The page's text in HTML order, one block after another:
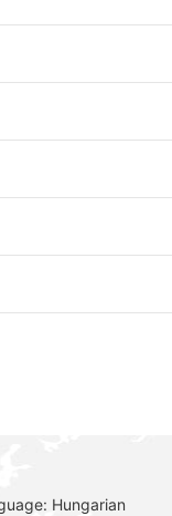
Hungarian